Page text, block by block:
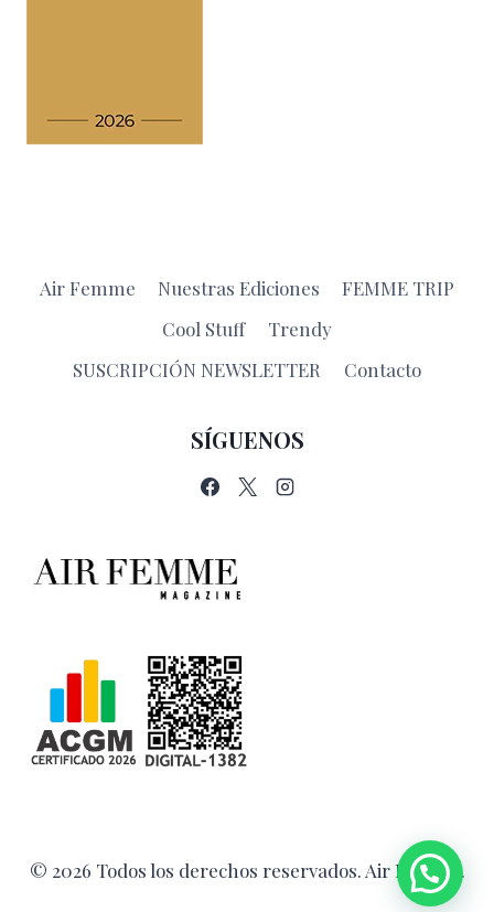
Air Femme Nuestras Ediciones
FEMME TRIP
Cool Stuff
Trendy
SUSCRIPCIÓN NEWSLETTER
Contacto
SÍGUENOS
© 2026 Todos los derechos reservados. Air Femme.